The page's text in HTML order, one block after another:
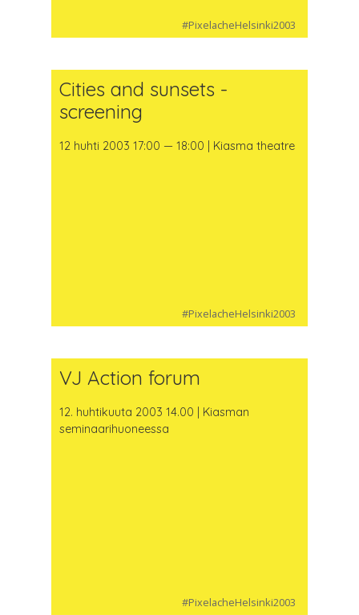
#PixelacheHelsinki2003
Cities and sunsets -
screening
12 huhti 2003 17:00 — 18:00 | Kiasma theatre
#PixelacheHelsinki2003
VJ Action forum
12. huhtikuuta 2003 14.00 | Kiasman
seminaarihuoneessa
#PixelacheHelsinki2003